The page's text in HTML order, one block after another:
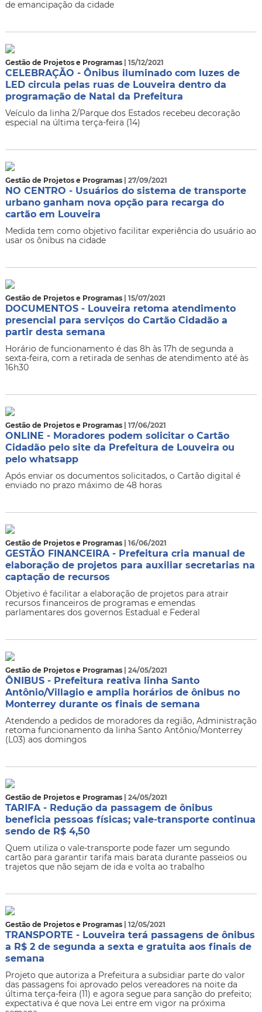
de emancipação da cidade
Gestão de Projetos e Programas | 15/12/2021
CELEBRAÇÃO - Ônibus iluminado com luzes de
LED circula pelas ruas de Louveira dentro da
programação de Natal da Prefeitura
Veículo da linha 2/Parque dos Estados recebeu decoração
especial na última terça-feira (14)
Gestão de Projetos e Programas | 27/09/2021
NO CENTRO - Usuários do sistema de transporte
urbano ganham nova opção para recarga do
cartão em Louveira
Medida tem como objetivo facilitar experiência do usuário ao
usar os ônibus na cidade
Gestão de Projetos e Programas | 15/07/2021
DOCUMENTOS - Louveira retoma atendimento
presencial para serviços do Cartão Cidadão a
partir desta semana
Horário de funcionamento é das 8h às 17h de segunda a
sexta-feira, com a retirada de senhas de atendimento até às
16h30
Gestão de Projetos e Programas | 17/06/2021
ONLINE - Moradores podem solicitar o Cartão
Cidadão pelo site da Prefeitura de Louveira ou
pelo whatsapp
Após enviar os documentos solicitados, o Cartão digital é
enviado no prazo máximo de 48 horas
Gestão de Projetos e Programas | 16/06/2021
GESTÃO FINANCEIRA - Prefeitura cria manual de
elaboração de projetos para auxiliar secretarias na
captação de recursos
Objetivo é facilitar a elaboração de projetos para atrair
recursos financeiros de programas e emendas
parlamentares dos governos Estadual e Federal
Gestão de Projetos e Programas | 24/05/2021
ÔNIBUS - Prefeitura reativa linha Santo
Antônio/Villagio e amplia horários de ônibus no
Monterrey durante os finais de semana
Atendendo a pedidos de moradores da região, Administração
retoma funcionamento da linha Santo Antônio/Monterrey
(L03) aos domingos
Gestão de Projetos e Programas | 24/05/2021
TARIFA - Redução da passagem de ônibus
beneficia pessoas físicas; vale-transporte continua
sendo de R$ 4,50
Quem utiliza o vale-transporte pode fazer um segundo
cartão para garantir tarifa mais barata durante passeios ou
trajetos que não sejam de ida e volta ao trabalho
Gestão de Projetos e Programas | 12/05/2021
TRANSPORTE - Louveira terá passagens de ônibus
a R$ 2 de segunda a sexta e gratuita aos finais de
semana
Projeto que autoriza a Prefeitura a subsidiar parte do valor
das passagens foi aprovado pelos vereadores na noite da
última terça-feira (11) e agora segue para sanção do prefeito;
expectativa é que nova Lei entre em vigor na próxima